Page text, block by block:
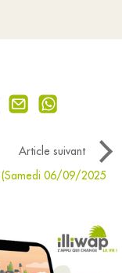
Article suivant
(Samedi 06/09/2025